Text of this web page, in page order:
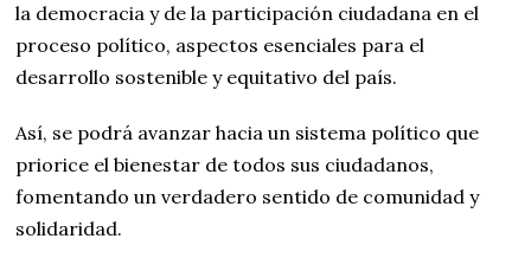
la democracia y de la participación ciudadana en el
proceso político, aspectos esenciales para el
desarrollo sostenible y equitativo del país.
Así, se podrá avanzar hacia un sistema político que
priorice el bienestar de todos sus ciudadanos,
fomentando un verdadero sentido de comunidad y
solidaridad.